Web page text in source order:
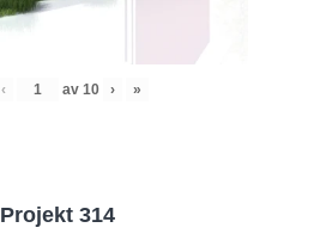
‹ av 10 › »
Projekt 314